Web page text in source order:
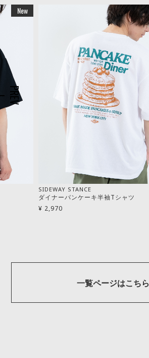
New
SIDEWAY STANCE
ダイナーパンケーキ半袖Tシャツ
¥ 2,970
PREV
一覧ページはこちら